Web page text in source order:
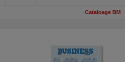
Cataloage BM